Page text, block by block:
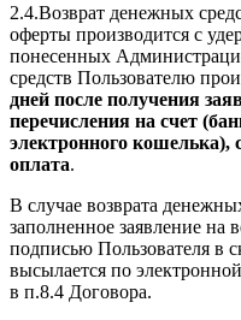
2.4.Возврат денежных
оферты производится с
понесенных
средств Пользователю
дней после получения
перечисления на счет
электронного кошелька),
оплата.
В случае возврата
заполненное заявление на
подписью Пользователя в
высылается по
в п.8.4 Договора.